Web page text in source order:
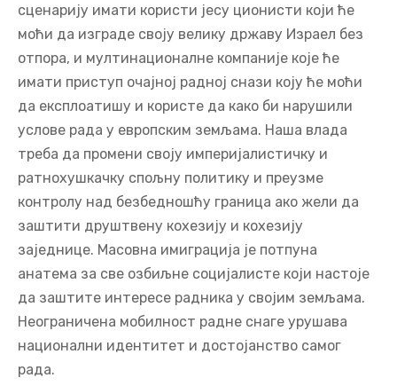
сценарију имати користи јесу ционисти који ће
моћи да изграде своју велику државу Израел без
отпора, и мултинационалне компаније које ће
имати приступ очајној радној снази коју ће моћи
да експлоатишу и користе да како би нарушили
услове рада у европским земљама. Наша влада
треба да промени своју империјалистичку и
ратнохушкачку спољну политику и преузме
контролу над безбедношћу граница ако жели да
заштити друштвену кохезију и кохезију
заједнице. Масовна имиграција је потпуна
анатема за све озбиљне социјалисте који настоје
да заштите интересе радника у својим земљама.
Неограничена мобилност радне снаге урушава
национални идентитет и достојанство самог
рада.